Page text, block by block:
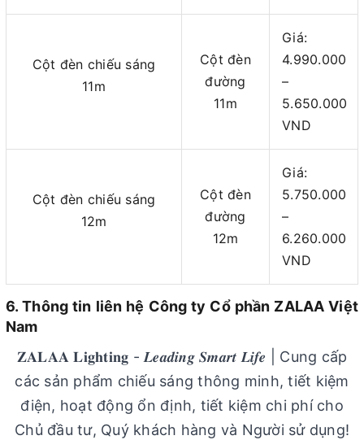
Cột đèn chiếu sáng
11m
Cột đèn
đường
11m
Giá:
4.990.000
–
5.650.000
VND
Cột đèn chiếu sáng
12m
Cột đèn
đường
12m
Giá:
5.750.000
–
6.260.000
VND
6.Thông tin liên hệ Công ty Cổ phần ZALAA Việt
Nam
𝐙𝐀𝐋𝐀𝐀 𝐋𝐢𝐠𝐡𝐭𝐢𝐧𝐠 - 𝑳𝒆𝒂𝒅𝒊𝒏𝒈 𝑺𝒎𝒂𝒓𝒕 𝑳𝒊𝒇𝒆 | Cung cấp
các sản phẩm chiếu sáng thông minh, tiết kiệm
điện, hoạt động ổn định, tiết kiệm chi phí cho
Chủ đầu tư, Quý khách hàng và Người sử dụng!